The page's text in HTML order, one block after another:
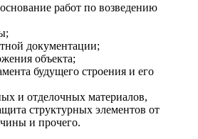
работ по возведению
документации;
объекта;
будущего строения и его
и отделочных материалов,
структурных элементов от
и прочего.